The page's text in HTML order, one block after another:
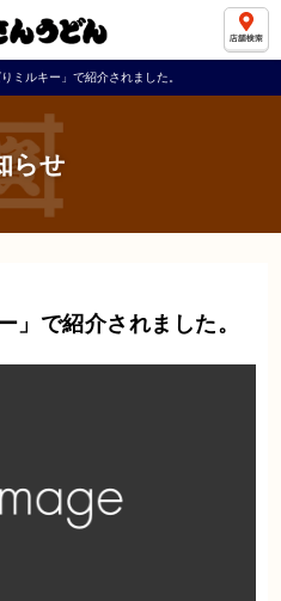
ミルキー」で紹介されました。
らせ
」で紹介されました。